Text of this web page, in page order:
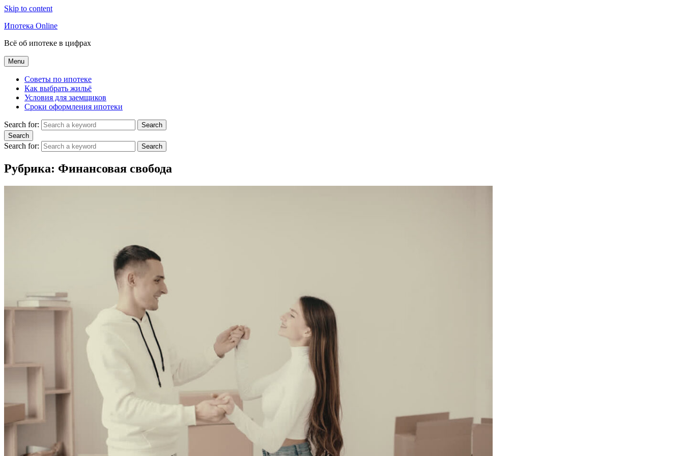
Skip to content
Ипотека Online
Всё об ипотеке в цифрах
Menu
Советы по ипотеке
Как выбрать жильё
Условия для заемщиков
Сроки оформления ипотеки
Search for:
Search
Search
Search for: Search
Рубрика: Финансовая свобода